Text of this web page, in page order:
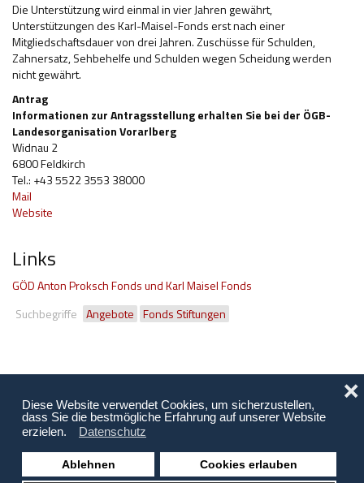
Diese Website verwendet Cookies, um sicherzustellen,
dass Sie die bestmögliche Erfahrung auf unserer Website
erzielen.
Datenschutz
Ablehnen Cookies erlauben
❌
Die Unterstützung wird einmal in vier Jahren gewährt,
Unterstützungen des Karl-Maisel-Fonds erst nach einer
Mitgliedschaftsdauer von drei Jahren. Zuschüsse für Schulden,
Zahnersatz, Sehbehelfe und Schulden wegen Scheidung werden
nicht gewährt.
Antrag
Informationen zur Antragsstellung erhalten Sie bei der ÖGB-
Landesorganisation Vorarlberg
Widnau 2
6800 Feldkirch
Tel.: +43 5522 3553 38000
Mail
Website
Links
GÖD Anton Proksch Fonds und Karl Maisel Fonds
Suchbegriffe Angebote Fonds Stiftungen